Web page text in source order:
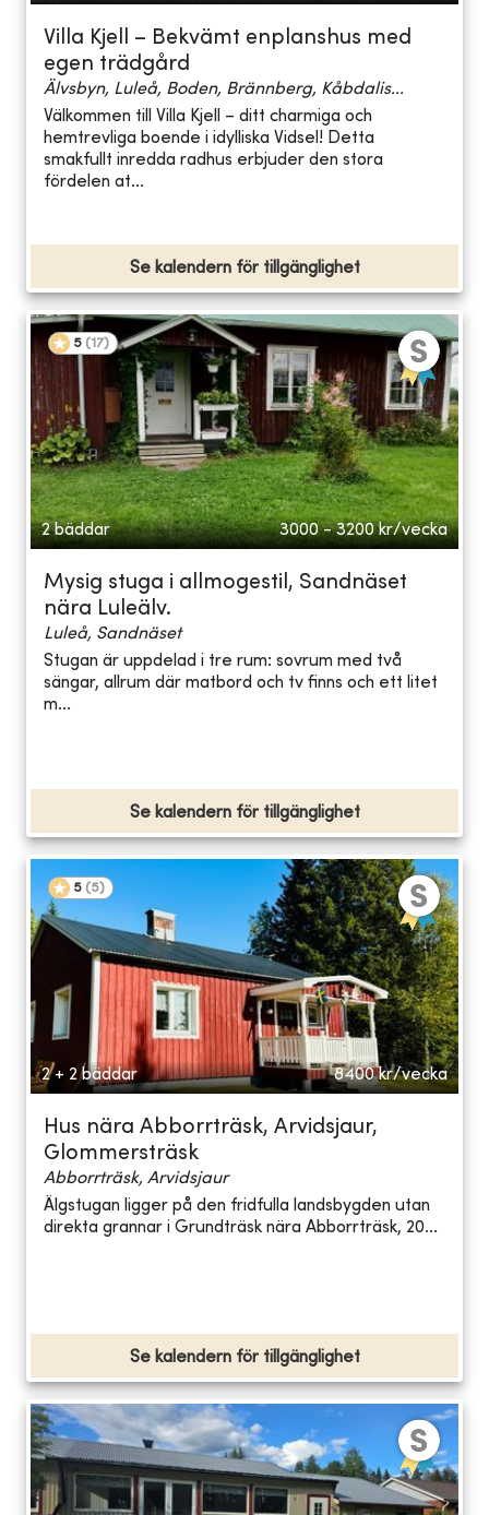
Villa Kjell – Bekvämt enplanshus med
egen trädgård
Älvsbyn, Luleå, Boden, Brännberg, Kåbdalis...
Välkommen till Villa Kjell – ditt charmiga och
hemtrevliga boende i idylliska Vidsel! Detta
smakfullt inredda radhus erbjuder den stora
fördelen at...
Se kalendern för tillgänglighet
5 (17)
2 bäddar 3000 - 3200 kr/vecka
Mysig stuga i allmogestil, Sandnäset
nära Luleälv.
Luleå, Sandnäset
Stugan är uppdelad i tre rum: sovrum med två
sängar, allrum där matbord och tv finns och ett litet
m...
Se kalendern för tillgänglighet
5 (5)
2 + 2 bäddar 8400 kr/vecka
Hus nära Abborrträsk, Arvidsjaur,
Glommersträsk
Abborrträsk, Arvidsjaur
Älgstugan ligger på den fridfulla landsbygden utan
direkta grannar i Grundträsk nära Abborrträsk, 20...
Se kalendern för tillgänglighet